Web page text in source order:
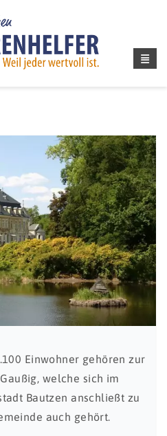
Einwohner gehören zur
welche sich im
Bautzen anschließt zu
auch gehört.